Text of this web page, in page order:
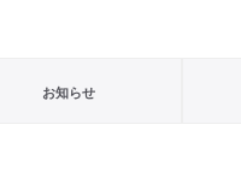
お知らせ